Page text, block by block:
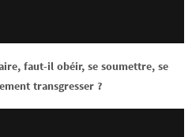
faut-il obéir, se soumettre, se
transgresser ?